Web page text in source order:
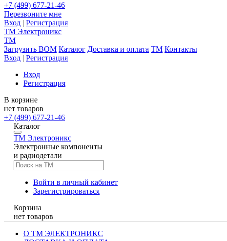
+7 (499) 677-21-46
Перезвоните мне
Вход | Регистрация
TM Электроникс
TM
Загрузить BOM Каталог Доставка и оплата TM Контакты
Вход | Регистрация
Вход
Регистрация
В корзине
нет товаров
+7 (499) 677-21-46
Каталог
TM Электроникс
Электронные компоненты
и радиодетали
Войти в личный кабинет
Зарегистрироваться
Корзина
нет товаров
О ТМ ЭЛЕКТРОНИКС